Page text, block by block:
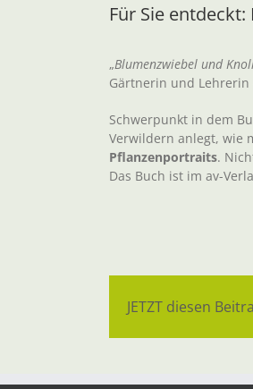
Für Sie
„Blumenzwiebel und
Gärtnerin und
Schwerpunkt in dem
Verwildern anlegt, wie
Pflanzenportraits.
Das Buch ist im av-
JETZT diesen